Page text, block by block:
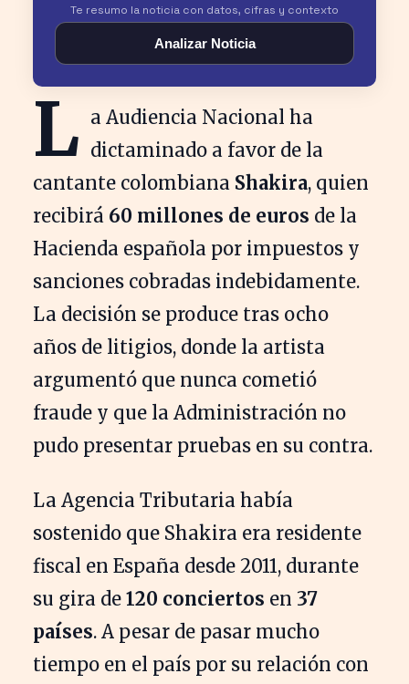
Te resumo la noticia con datos, cifras y contexto
Analizar Noticia
L a Audiencia Nacional ha
dictaminado a favor de la
cantante colombiana Shakira, quien
recibirá 60 millones de euros de la
Hacienda española por impuestos y
sanciones cobradas indebidamente.
La decisión se produce tras ocho
años de litigios, donde la artista
argumentó que nunca cometió
fraude y que la Administración no
pudo presentar pruebas en su contra.
La Agencia Tributaria había
sostenido que Shakira era residente
fiscal en España desde 2011, durante
su gira de 120 conciertos en 37
países. A pesar de pasar mucho
tiempo en el país por su relación con